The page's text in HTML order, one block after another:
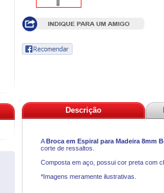
Descrição
ABroca em Espiral para Madeira 8mm
corte de ressaltos.
Composta em aço, possui cor preta com
*Imagens meramente ilustrativas.